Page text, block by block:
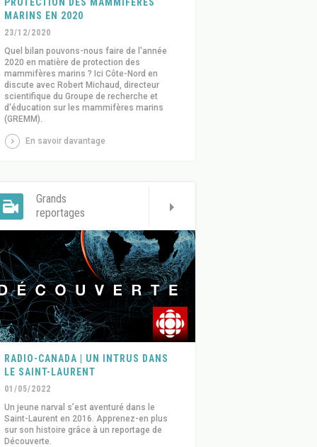
MARINS EN 2020
23/12/2020
Quel bilan pouvons-nous faire de l'année
2020 en matière de protection des
mammifères marins ? Ici Côte-Nord en
discute avec Robert Michaud, directeur
scientifique du Groupe de recherche et
d'éducation sur les mammifères marins
(GREMM).
En savoir davantage
Grands
reportages
RADIO-CANADA | UN INTRUS DANS
LE SAINT-LAURENT
01/05/2022
Un jeune narval s’est aventuré dans le
Saint-Laurent en 2016. Apprenez-en plus
sur son histoire grâce à un reportage de
Découverte.